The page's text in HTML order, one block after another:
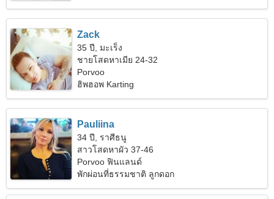
Zack
35 ปี, มะเร็ง
ชายโสดหาเมีย 24-32
Porvoo
ฮิพฮอพ Karting
Pauliina
34 ปี, ราศีธนู
สาวโสดหาผัว 37-46
Porvoo ฟินแลนด์
พักผ่อนที่ธรรมชาติ ลูกดอก